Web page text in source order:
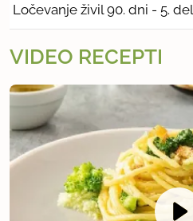
Ločevanje živil 90. dni - 5. del
VIDEO RECEPTI